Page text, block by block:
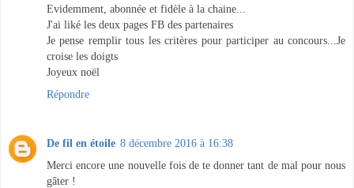
Evidemment, abonnée et fidèle à la chaine...
J'ai liké les deux pages FB des partenaires
Je pense remplir tous les critères pour participer au concours...Je
croise les doigts
Joyeux noël
Répondre
De fil en étoile 8 décembre 2016 à 16:38
Merci encore une nouvelle fois de te donner tant de mal pour nous
gâter !